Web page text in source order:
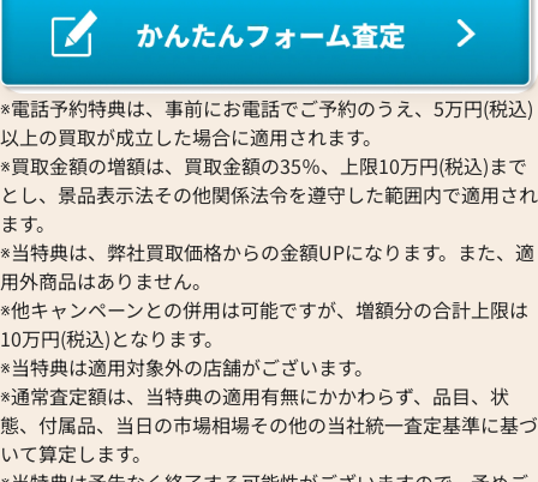
ワ行
※電話予約特典は、事前にお電話でご予約のうえ、5万円(税込)
以上の買取が成立した場合に適用されます。
※買取金額の増額は、買取金額の35％、上限10万円(税込)まで
とし、景品表示法その他関係法令を遵守した範囲内で適用され
ます。
※当特典は、弊社買取価格からの金額UPになります。また、適
用外商品はありません。
※他キャンペーンとの併用は可能ですが、増額分の合計上限は
10万円(税込)となります。
※当特典は適用対象外の店舗がございます。
※通常査定額は、当特典の適用有無にかかわらず、品目、状
態、付属品、当日の市場相場その他の当社統一査定基準に基づ
いて算定します。